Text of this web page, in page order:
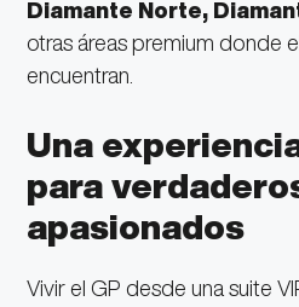
Diamante Norte,
otras áreas premium donde
encuentran.
Una
para
apasionados
Vivir el GP desde una suite